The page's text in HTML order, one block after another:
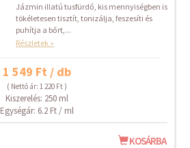
Jázmin illatú tusfürdő, kis mennyiségben is
tökéletesen tisztít, tonizálja, feszesíti és
puhítja a bőrt,...
Részletek »
1 549 Ft / db
( Nettó ár: 1 220 Ft )
Kiszerelés: 250 ml
Egységár: 6.2 Ft / ml
KOSÁRBA